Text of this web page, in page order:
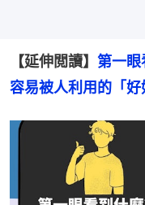
【延伸閲讀】 第一眼
容易被人利用的「好